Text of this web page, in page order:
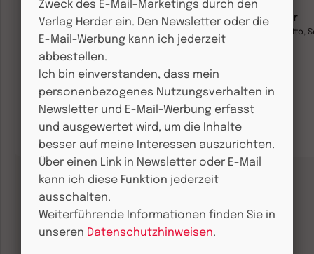
Freihändig gegen den
Wind
18,00 €
Klappenbroschur
Erscheint am
19.10.2026, jetzt
vorbestellen
StärkenRadar
Jens Schlangenotto,
Wittmann
18,00 €
Klappenbroschur
Lieferbar in 1-3
Werktagen
Zweck des E-Mail-Marketings durch den
Verlag Herder ein. Den Newsletter oder die
E-Mail-Werbung kann ich jederzeit
abbestellen.
Ich bin einverstanden, dass mein
personenbezogenes Nutzungsverhalten in
Newsletter und E-Mail-Werbung erfasst
und ausgewertet wird, um die Inhalte
besser auf meine Interessen auszurichten.
Über einen Link in Newsletter oder E-Mail
kann ich diese Funktion jederzeit
ausschalten.
Weiterführende Informationen finden Sie in
unseren Datenschutzhinweisen.